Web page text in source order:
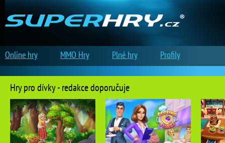
Hry pro dívky - redakce doporučuje
Online hry MMO Hry Plné hry Profily